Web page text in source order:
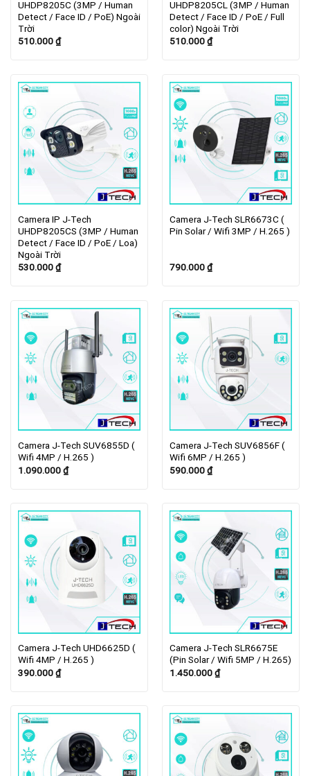
UHDP8205C (3MP / Human
Detect / Face ID / PoE) Ngoài
Trời
510.000₫
UHDP8205CL (3MP / Human
Detect / Face ID / PoE / Full
color) Ngoài Trời
510.000₫
Camera IP J-Tech
UHDP8205CS (3MP / Human
Detect / Face ID / PoE / Loa)
Ngoài Trời
530.000₫
Camera J-Tech SLR6673C (
Pin Solar / Wifi 3MP / H.265 )
790.000₫
Camera J-Tech SUV6855D (
Wifi 4MP / H.265 )
1.090.000₫
Camera J-Tech SUV6856F (
Wifi 6MP / H.265 )
590.000₫
Camera J-Tech UHD6625D (
Wifi 4MP / H.265 )
390.000₫
Camera J-Tech SLR6675E
(Pin Solar / Wifi 5MP / H.265)
1.450.000₫